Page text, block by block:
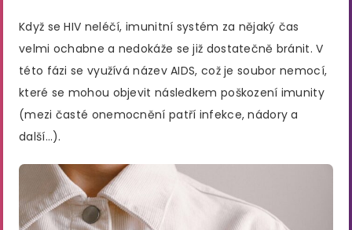
Když se HIV neléčí, imunitní systém za nějaký čas
velmi ochabne a nedokáže se již dostatečně bránit. V
této fázi se využívá název AIDS, což je soubor nemocí,
které se mohou objevit následkem poškození imunity
(mezi časté onemocnění patří infekce, nádory a
další…).